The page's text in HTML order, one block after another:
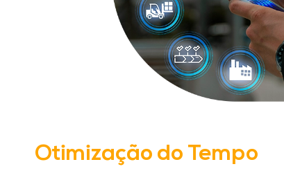
Otimização do Tempo